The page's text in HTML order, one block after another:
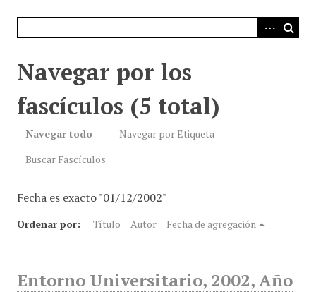
Navegar por los
fascículos (5 total)
Navegar todo
Navegar por Etiqueta
Buscar Fascículos
Fecha es exacto "01/12/2002"
Ordenar por: Título Autor Fecha de agregación
Entorno Universitario, 2002, Año